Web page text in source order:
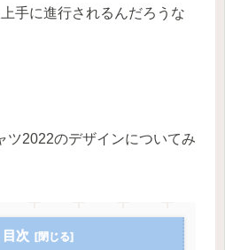
手に進行されるんだろうな
ツ2022のデザインについてみ
目次